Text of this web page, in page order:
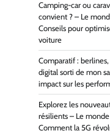
Camping-car ou
convient ? – Le
Conseils pour
voiture
Comparatif :
digital sorti de mon
impact sur les
Explorez les
résilients – Le
Comment la 5G